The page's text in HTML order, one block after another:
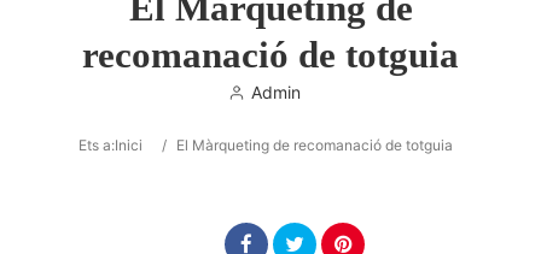
Ubicació
recomanació de totguia
Admin
Ets a:Inici / El Màrqueting de recomanació de totguia